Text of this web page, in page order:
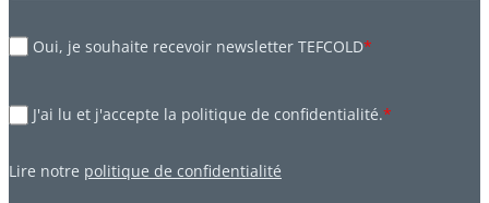
Oui, je souhaite recevoir newsletter TEFCOLD*
J'ai lu et j'accepte la politique de confidentialité.*
Lire notre politique de confidentialité